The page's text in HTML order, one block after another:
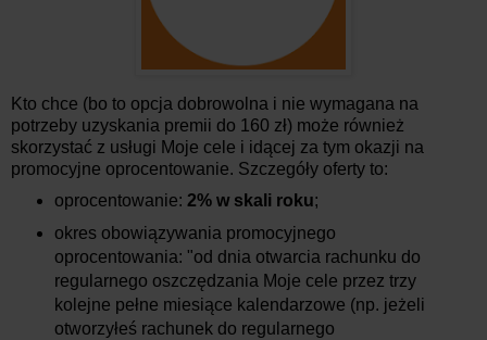
Kto chce (bo to opcja dobrowolna i nie wymagana na
potrzeby uzyskania premii do 160 zł) może również
skorzystać z usługi Moje cele i idącej za tym okazji na
promocyjne oprocentowanie. Szczegóły oferty to:
oprocentowanie: 2% w skali roku;
okres obowiązywania promocyjnego
oprocentowania: "od dnia otwarcia rachunku do
regularnego oszczędzania Moje cele przez trzy
kolejne pełne miesiące kalendarzowe (np. jeżeli
otworzyłeś rachunek do regularnego